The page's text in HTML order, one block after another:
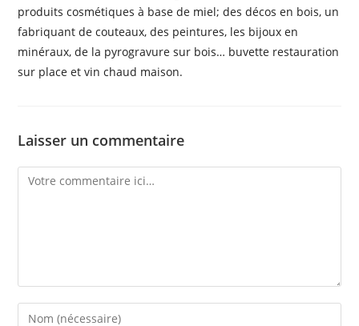
produits cosmétiques à base de miel; des décos en bois, un
fabriquant de couteaux, des peintures, les bijoux en
minéraux, de la pyrogravure sur bois… buvette restauration
sur place et vin chaud maison.
Laisser un commentaire